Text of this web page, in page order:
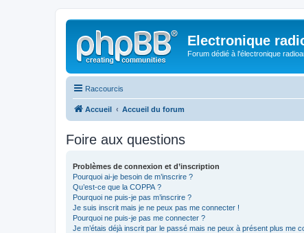
Electronique
Forum dédié à l'électronique
Raccourcis
Accueil Accueil du forum
Foire aux questions
Problèmes de connexion et d’inscription
Pourquoi ai-je besoin de m’inscrire ?
Qu’est-ce que la COPPA ?
Pourquoi ne puis-je pas m’inscrire ?
Je suis inscrit mais je ne peux pas me connecter !
Pourquoi ne puis-je pas me connecter ?
Je m’étais déjà inscrit par le passé mais ne peux à présent plus me